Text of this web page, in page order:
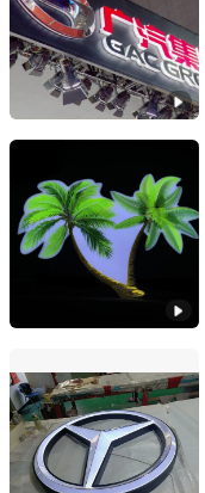
Shanghai, China
Zhaoqing dingyi
Guangdong, China
Shanghai Goodbang
Shanghai, China